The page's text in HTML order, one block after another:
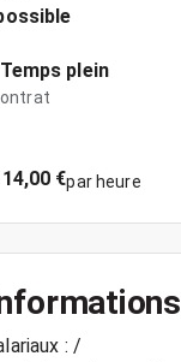
plein
€par heure
: /